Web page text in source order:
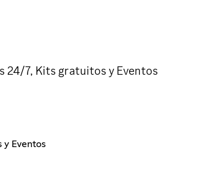
24/7, Kits gratuitos y Eventos
y Eventos